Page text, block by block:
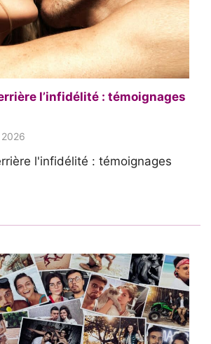
l’infidélité : témoignages
l'infidélité : témoignages